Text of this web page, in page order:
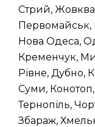
Стрий,
Первомайськ,
Нова Одеса,
Кременчук,
Рівне, Дубно,
Суми,
Тернопіль,
Збараж,